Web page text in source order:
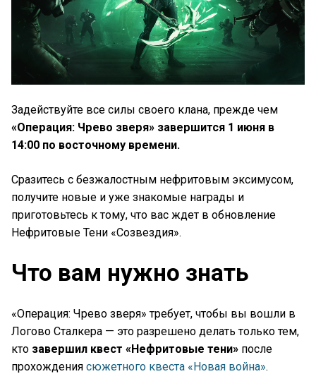
Задействуйте все силы своего клана, прежде чем
«Операция: Чрево зверя» завершится 1 июня в
14:00 по восточному времени.
Сразитесь с безжалостным нефритовым эксимусом,
получите новые и уже знакомые награды и
приготовьтесь к тому, что вас ждет в обновление
Нефритовые Тени «Созвездия».
Что вам нужно знать
«Операция: Чрево зверя» требует, чтобы вы вошли в
Логово Сталкера — это разрешено делать только тем,
кто завершил квест «Нефритовые тени» после
прохождения сюжетного квеста «Новая война».